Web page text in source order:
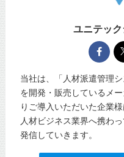
ユニテッ
当社は、「人材派遣管理
を開発・販売しているメ
りご導入いただいた企業
人材ビジネス業界へ携わ
発信していきます。